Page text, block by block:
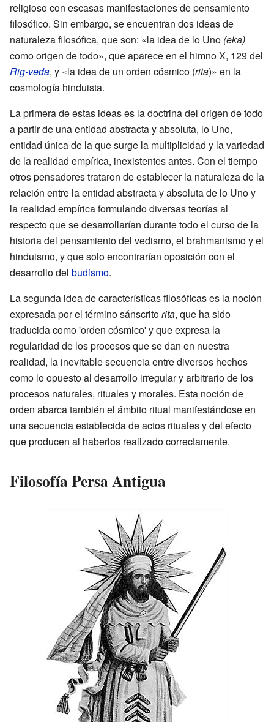
religioso con escasas manifestaciones de pensamiento
filosófico. Sin embargo, se encuentran dos ideas de
naturaleza filosófica, que son: «la idea de lo Uno (eka)
como origen de todo», que aparece en el himno X, 129 del
Rig-veda, y «la idea de un orden cósmico (rita)» en la
cosmología hinduista.
La primera de estas ideas es la doctrina del origen de todo
a partir de una entidad abstracta y absoluta, lo Uno,
entidad única de la que surge la multiplicidad y la variedad
de la realidad empírica, inexistentes antes. Con el tiempo
otros pensadores trataron de establecer la naturaleza de la
relación entre la entidad abstracta y absoluta de lo Uno y
la realidad empírica formulando diversas teorías al
respecto que se desarrollarían durante todo el curso de la
historia del pensamiento del vedismo, el brahmanismo y el
hinduismo, y que solo encontrarían oposición con el
desarrollo del budismo.
La segunda idea de características filosóficas es la noción
expresada por el término sánscritorita, que ha sido
traducida como 'orden cósmico' y que expresa la
regularidad de los procesos que se dan en nuestra
realidad, la inevitable secuencia entre diversos hechos
como lo opuesto al desarrollo irregular y arbitrario de los
procesos naturales, rituales y morales. Esta noción de
orden abarca también el ámbito ritual manifestándose en
una secuencia establecida de actos rituales y del efecto
que producen al haberlos realizado correctamente.
Filosofía Persa Antigua